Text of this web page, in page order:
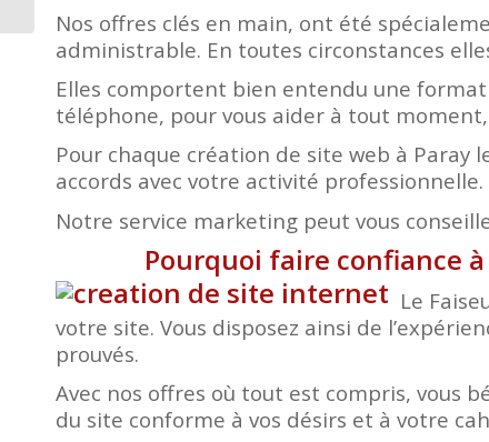
Nos offres clés en main, ont été
administrable. En toutes circonstances
Elles comportent bien entendu une
téléphone, pour vous aider à tout moment,
Pour chaque création de site web à
accords avec votre activité professionnelle.
Notre service marketing peut vous
Pourquoi faire confiance
Le
votre site. Vous disposez ainsi de
prouvés.
Avec nos offres où tout est compris, vous
du site conforme à vos désirs et à votre